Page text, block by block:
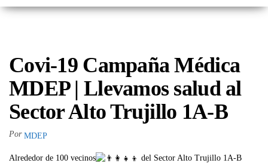
Covi-19 Campaña Médica
MDEP | Llevamos salud al
Sector Alto Trujillo 1A-B
Por MDEP
Alrededor de 100 vecinos
del Sector Alto Trujillo 1A-B